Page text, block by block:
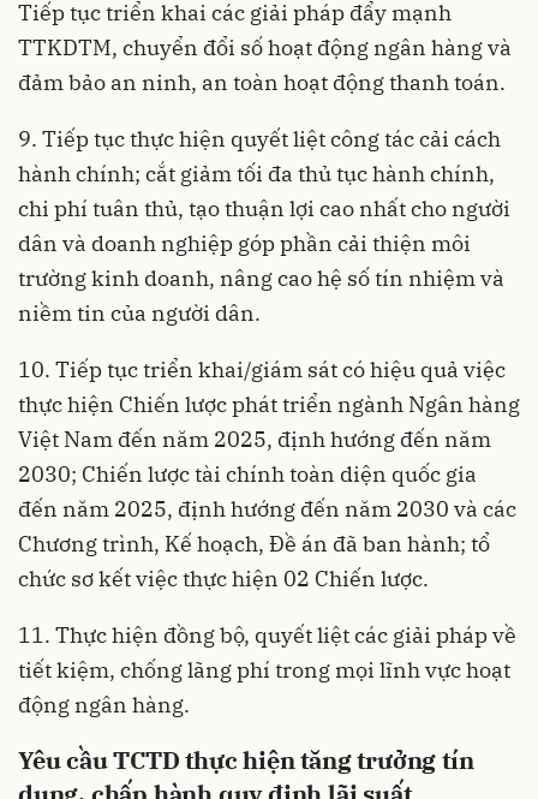
Tiếp tục triển khai các giải pháp đẩy mạnh
TTKDTM, chuyển đổi số hoạt động ngân hàng và
đảm bảo an ninh, an toàn hoạt động thanh toán.
9. Tiếp tục thực hiện quyết liệt công tác cải cách
hành chính; cắt giảm tối đa thủ tục hành chính,
chi phí tuân thủ, tạo thuận lợi cao nhất cho người
dân và doanh nghiệp góp phần cải thiện môi
trường kinh doanh, nâng cao hệ số tín nhiệm và
niềm tin của người dân.
10. Tiếp tục triển khai/giám sát có hiệu quả việc
thực hiện Chiến lược phát triển ngành Ngân hàng
Việt Nam đến năm 2025, định hướng đến năm
2030; Chiến lược tài chính toàn diện quốc gia
đến năm 2025, định hướng đến năm 2030 và các
Chương trình, Kế hoạch, Đề án đã ban hành; tổ
chức sơ kết việc thực hiện 02 Chiến lược.
11. Thực hiện đồng bộ, quyết liệt các giải pháp về
tiết kiệm, chống lãng phí trong mọi lĩnh vực hoạt
động ngân hàng.
Yêu cầu TCTD thực hiện tăng trưởng tín